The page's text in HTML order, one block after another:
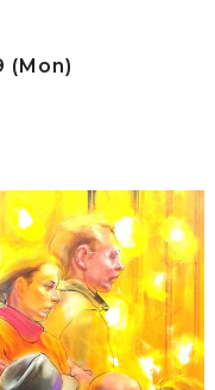
(Mon)